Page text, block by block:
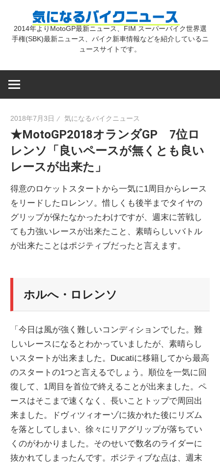
気
バ
ク
ニ
ス
2014年よりMotoGP最新ニュース、FIM スーパーバイク世界選
手権(SBK)最新ニュース、バイク新車情報などを紹介しているニ
ュースサイトです。
2018年7月3日 気になるバイクニュース
★MotoGP2018オランダGP 7位ロ
レンソ「良いペースが無くとも良い
レースが出来た」
得意のロケットスタートから一気に1周目からレース
をリードしたロレンソ。惜しくも後半までタイヤの
グリップが保たなかったわけですが、週末に苦戦し
ても力強いレースが出来たこと、素晴らしいバトル
が出来たことはポジティブだったと言えます。
ホルへ・ロレンソ
「今日は風が強く難しいコンディションでした。難
しいレースになるとわかっていましたが、素晴らし
いスタートが出来ました。Ducatiに移籍してから最高
のスタートの1つと言えるでしょう。順位を一気に回
復して、1周目を首位で終えることが出来ました。ペ
ースはそこまで速くなく、長いことトップで周回出
来ました。ドヴィツィオーゾに抜かれた後にリズム
を落としてしまい、徐々にリアグリップが落ちてい
くのがわかりました。そのせいで数名のライダーに
抜かれてしまったんです。ポジティブな点は、週末